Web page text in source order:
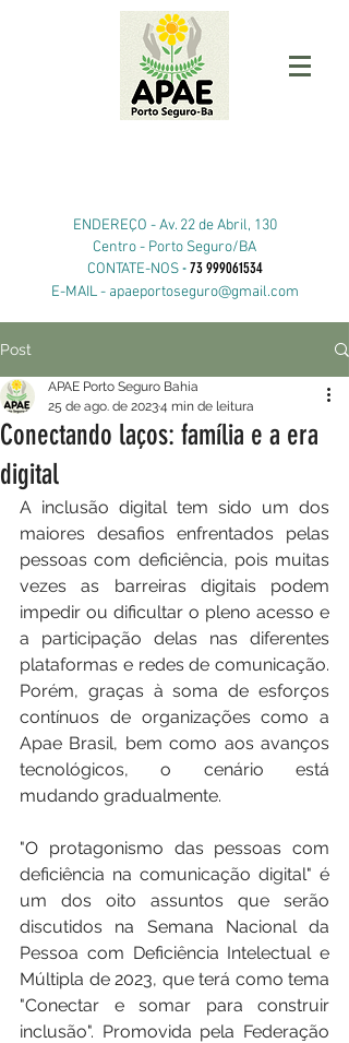
ENDEREÇO -Av. 22 de Abril, 130
Centro - Porto Seguro/BA
CONTATE-NOS- 73 999061534
E-MAIL - apaeportoseguro@gmail.com
Post
Conectando laços: família e a era
digital
APAE Porto Seguro Bahia
25 de ago. de 20234 min de leitura
A inclusão digital tem sido um dos
maiores desafios enfrentados pelas
pessoas com deficiência, pois muitas
vezes as barreiras digitais podem
impedir ou dificultar o pleno acesso e
a participação delas nas diferentes
plataformas e redes de comunicação.
Porém, graças à soma de esforços
contínuos de organizações como a
Apae Brasil, bem como aos avanços
tecnológicos, o cenário está
mudando gradualmente.
"O protagonismo das pessoas com
deficiência na comunicação digital" é
um dos oito assuntos que serão
discutidos na Semana Nacional da
Pessoa com Deficiência Intelectual e
Múltipla de 2023, que terá como tema
"Conectar e somar para construir
inclusão". Promovida pela Federação